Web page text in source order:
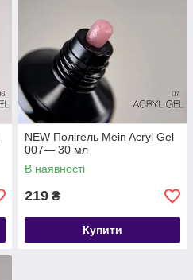
NEW Полігель Mein Acryl Gel
007— 30 мл
В наявності
219 ₴
Купити